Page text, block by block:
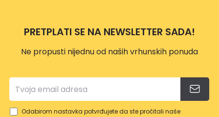
PRETPLATI SE NA NEWSLETTER SADA!
Ne propusti nijednu od naših vrhunskih ponuda
Odabirom nastavka potvrđujete da ste pročitali naše